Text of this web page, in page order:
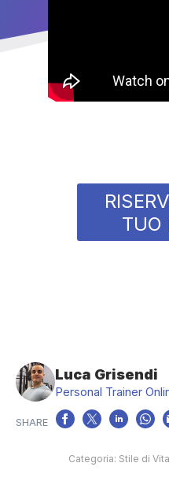
TUO
Luca Grisendi
Personal Trainer
Categoria: Stile di Vita